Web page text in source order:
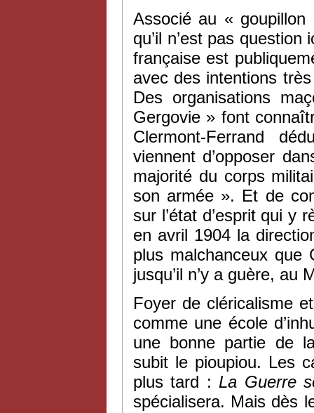
Associé au «
qu’il n’est pas question
française est
avec des intentions
Des organisations
Gergovie » font
Clermont-Ferrand
viennent d’opposer
majorité du corps
son armée ». Et de
sur l’état d’esprit qui y
en avril 1904 la
plus malchanceux que
jusqu’il n’y a guère, au
Foyer de cléricalisme
comme une école
une bonne partie de
subit le pioupiou. Les
plus tard : La Guerre
spécialisera. Mais dès